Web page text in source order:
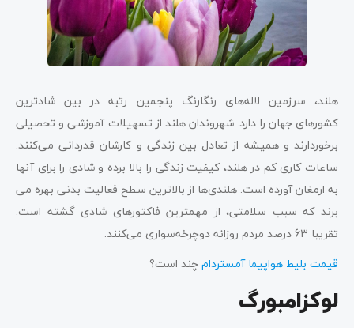
هلند، سرزمین لاله‌های رنگارنگ پنجمین رتبه در بین شادترین
کشورهای جهان را دارد. شهروندان هلند از تسهیلات آموزشی و تحصیلی
برخوردارند و همیشه از تعادل بین زندگی و کارشان قدردانی می‌کنند.
ساعات کاری کم در هلند، کیفیت زندگی را بالا برده و شادی را برای آنها
به ارمغان آورده است. هلندی‌ها از بالاترین سطح فعالیت بدنی بهره می
برند که سبب سلامتی، از مهمترین فاکتورهای شادی گشته است.
تقریبا 63 درصد مردم روزانه دوچرخه‌سواری می‌کنند.
قیمت بلیط هواپیما آمستردام چند است؟
لوکزامبورگ